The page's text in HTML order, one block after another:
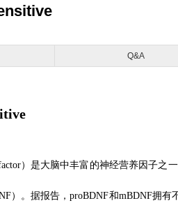
Q&A
）是大脑中丰富的神经营养因子
）。据报告，proBDNF和mBDNF拥